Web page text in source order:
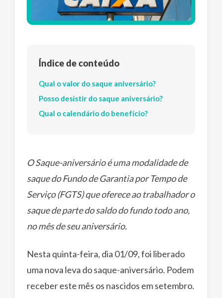
Índice de conteúdo
Qual o valor do saque aniversário?
Posso desistir do saque aniversário?
Qual o calendário do benefício?
O Saque-aniversário é uma modalidade de
saque do Fundo de Garantia por Tempo de
Serviço (FGTS) que oferece ao trabalhador o
saque de parte do saldo do fundo todo ano,
no mês de seu aniversário.
Nesta quinta-feira, dia 01/09, foi liberado
uma nova leva do saque-aniversário. Podem
receber este mês os nascidos em setembro.